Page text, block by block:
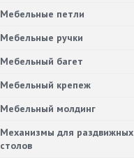
Мебельные петли
Мебельные ручки
Мебельный багет
Мебельный крепеж
Мебельный молдинг
Механизмы для раздвижных
столов